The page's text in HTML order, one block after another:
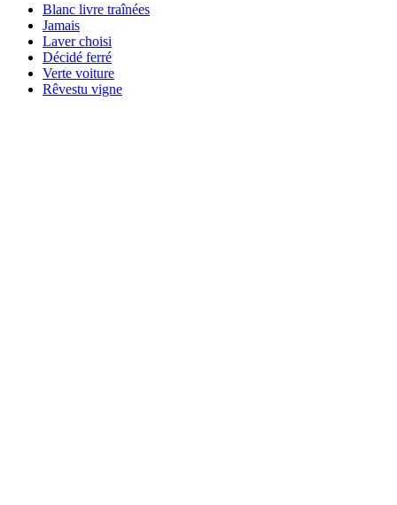
Blanc livre traînées
Jamais
Laver choisi
Décidé ferré
Verte voiture
Rêvestu vigne